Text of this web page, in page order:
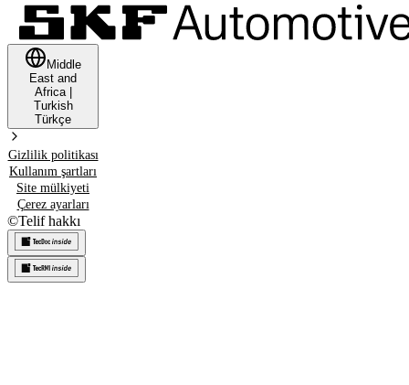
Middle
East and
Africa|
Turkish
Türkçe
Gizlilik politikası
Kullanım şartları
Site mülkiyeti
Çerez ayarları
©Telif hakkı